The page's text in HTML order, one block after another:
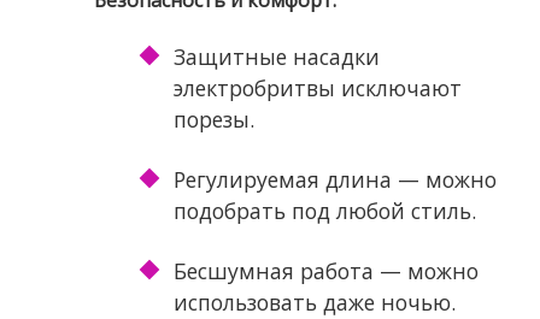
Защитные насадки
электробритвы исключают
порезы.
Регулируемая длина — можно
подобрать под любой стиль.
Бесшумная работа — можно
использовать даже ночью.